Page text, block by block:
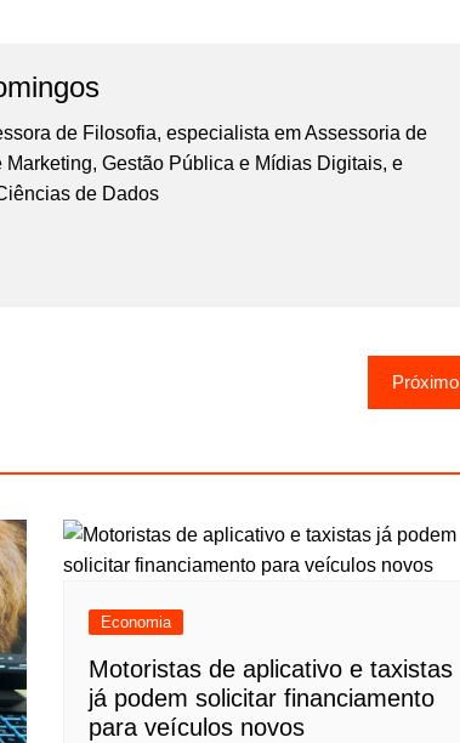
de Filosofia, especialista em Assessoria de
Marketing, Gestão Pública e Mídias Digitais, e
de Dados
Próximo
Economia
Motoristas de aplicativo e taxistas
já podem solicitar financiamento
para veículos novos